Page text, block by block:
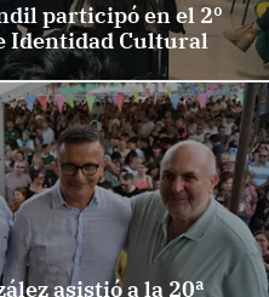
participó en el 2º
Identidad Cultural
asistió a la 20ª